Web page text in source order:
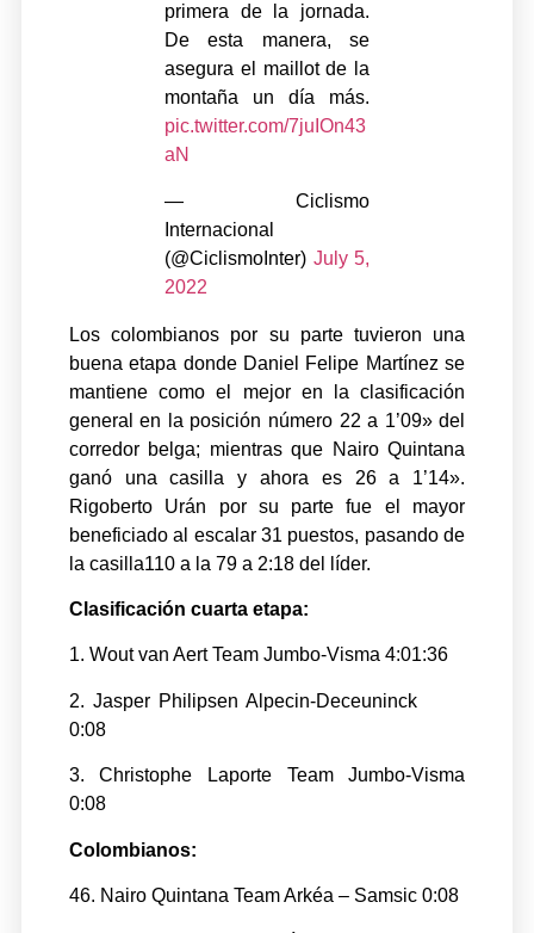
primera de la jornada.
De esta manera, se
asegura el maillot de la
montaña un día más.
pic.twitter.com/7juIOn43
aN
— Ciclismo
Internacional
(@CiclismoInter) July 5,
2022
Los colombianos por su parte tuvieron una
buena etapa donde Daniel Felipe Martínez se
mantiene como el mejor en la clasificación
general en la posición número 22 a 1’09» del
corredor belga; mientras que Nairo Quintana
ganó una casilla y ahora es 26 a 1’14».
Rigoberto Urán por su parte fue el mayor
beneficiado al escalar 31 puestos, pasando de
la casilla110 a la 79 a 2:18 del líder.
Clasificación cuarta etapa:
1. Wout van Aert Team Jumbo-Visma 4:01:36
2. Jasper Philipsen Alpecin-Deceuninck
0:08
3. Christophe Laporte Team Jumbo-Visma
0:08
Colombianos:
46. Nairo Quintana Team Arkéa – Samsic 0:08